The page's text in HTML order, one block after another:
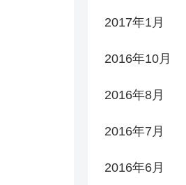
2017年1月
2016年10月
2016年8月
2016年7月
2016年6月